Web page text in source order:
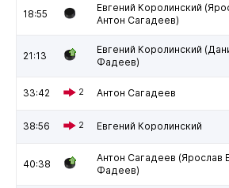
18:55
Евгений Королинский
Антон Сагадеев)
21:13
Евгений Королинский
Фадеев)
33:42 2 Антон Сагадеев
38:56 2 Евгений Королинский
40:38
Антон Сагадеев (Ярослав
Фадеев)